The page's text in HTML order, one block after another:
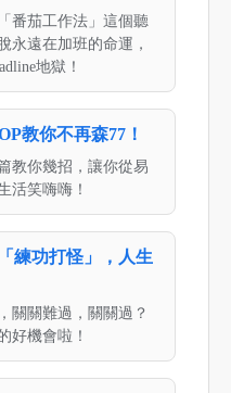
番茄工作法」這個聽
永遠在加班的命運，
地獄！
教你不再森77！
教你幾招，讓你從易
活笑嗨嗨！
練功打怪」，人生
關關難過，關關過？
好機會啦！